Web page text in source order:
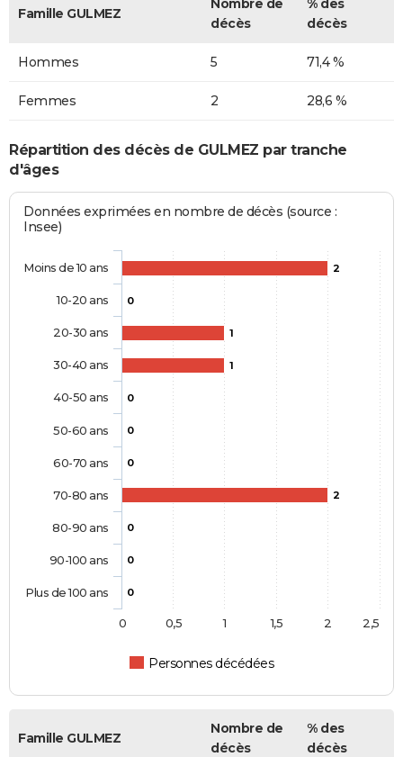
Famille GULMEZ
Nombre de
décès
% des
décès
Hommes 5 71,4 %
Femmes 2 28,6 %
Répartition des décès de GULMEZ par tranche
d'âges
Données exprimées en nombre de décès (source :
Insee)
2
0
1
1
0
0
0
2
0
0
0
Personnes décédées
Moins de 10 ans
10-20 ans
20-30 ans
30-40 ans
40-50 ans
50-60 ans
60-70 ans
70-80 ans
80-90 ans
90-100 ans
Plus de 100 ans
0 0,5 1 1,5 2 2,5
Famille GULMEZ
Nombre de
décès
% des
décès